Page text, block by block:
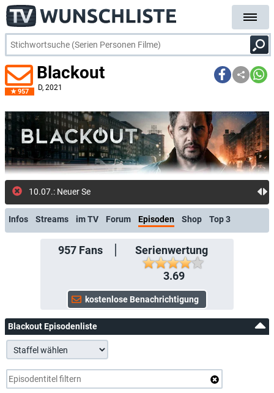
957
Blackout
D, 2021
10.07.: Neuer Sendeterm
Infos Streams im TV Forum Episoden Shop Top 3
957Fans
Serienwertung
3.69
Blackout Episodenliste